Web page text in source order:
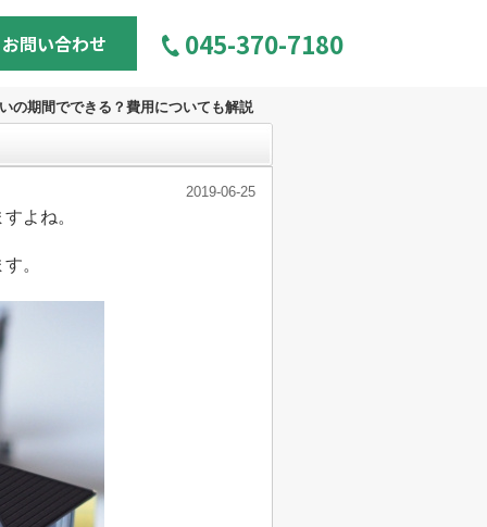
お問い合わせ 045-370-7180
の期間でできる？費用についても解説
2019-06-25
よね。
。